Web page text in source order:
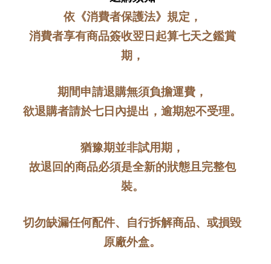
依《消費者保護法》規定，
消費者享有商品簽收翌日起算七天之鑑賞
期，
期間申請退購無須負擔運費，
欲退購者請於七日內提出，逾期恕不受理。
猶豫期並非試用期，
故退回的商品必須是全新的狀態且完整包
裝。
切勿缺漏任何配件、自行拆解商品、或損毀
原廠外盒。